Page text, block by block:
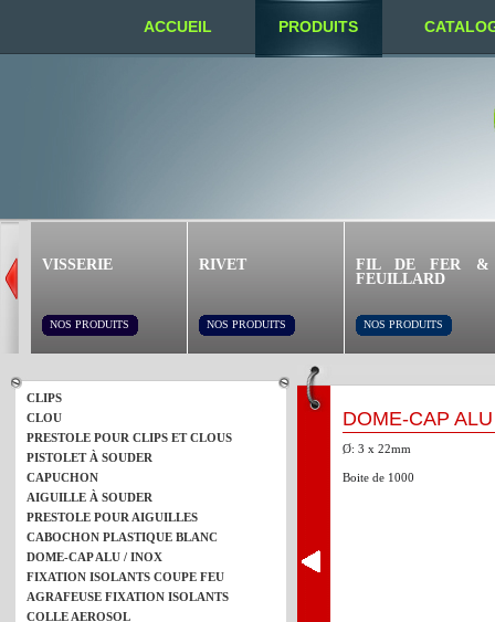
ACCUEIL PRODUITS
VISSERIE
NOS PRODUITS
RIVET
NOS PRODUITS
FIL DE FER &
FEUILLARD
NOS PRODUITS
CLIPS
CLOU
PRESTOLE POUR CLIPS ET CLOUS
PISTOLET À SOUDER
CAPUCHON
AIGUILLE À SOUDER
PRESTOLE POUR AIGUILLES
CABOCHON PLASTIQUE BLANC
DOME-CAP ALU / INOX
FIXATION ISOLANTS COUPE FEU
AGRAFEUSE FIXATION ISOLANTS
COLLE AEROSOL
DOME-CAP
Ø: 3 x 22mm
Boite de 1000